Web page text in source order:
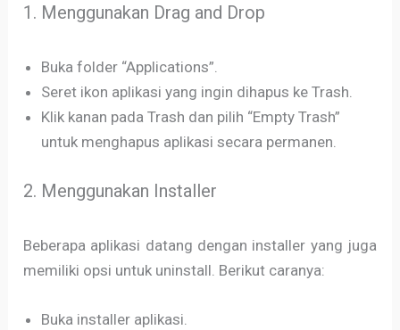
1. Menggunakan Drag and Drop
Buka folder “Applications”.
Seret ikon aplikasi yang ingin dihapus ke Trash.
Klik kanan pada Trash dan pilih “Empty Trash”
untuk menghapus aplikasi secara permanen.
2. Menggunakan Installer
Beberapa aplikasi datang dengan installer yang juga
memiliki opsi untuk uninstall. Berikut caranya:
Buka installer aplikasi.